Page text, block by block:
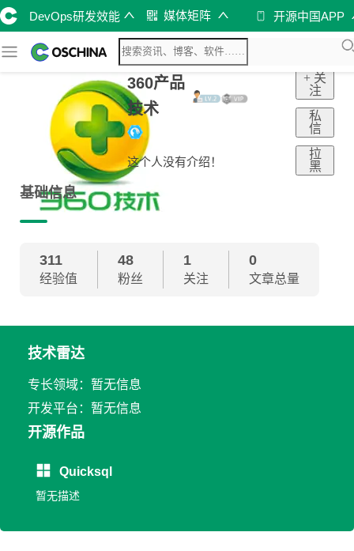
DevOps研发效能 媒体矩阵 开源中国APP
360产品
技术
这个人没有介绍！
+ 关
注
私
信
拉
黑
基础信息
311
经验值
48
粉丝
1
关注
0
文章总量
技术雷达
专长领域：暂无信息
开发平台：暂无信息
开源作品
Quicksql
暂无描述